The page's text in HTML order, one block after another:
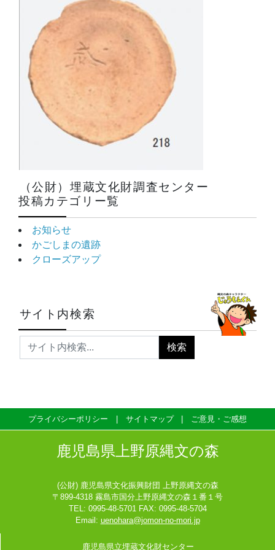
（公財）埋蔵文化財調査センター
投稿カテゴリー覧
お知らせ
かごしまの遺跡
クローズアップ
サイト内検索
プライバシーポリシー サイトマップ ご意見・ご感想
鹿児島県上野原縄文の森
(公財) 鹿児島県文化振興財団 上野原縄文の森
〒899-4318 霧島市国分上野原縄文の森１番１号
TEL: 0995-48-5701 FAX: 0995-48-5704
Email: uenohara@jomon-no-mori.jp
鹿児島県立埋蔵文化財センター